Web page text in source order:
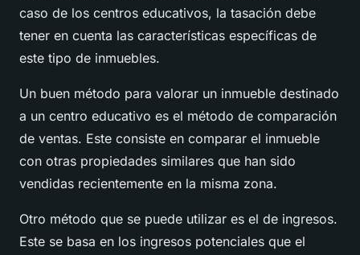
caso de los centros educativos, la tasación debe
tener en cuenta las características específicas de
este tipo de inmuebles.
Un buen método para valorar un inmueble destinado
a un centro educativo es el método de comparación
de ventas. Este consiste en comparar el inmueble
con otras propiedades similares que han sido
vendidas recientemente en la misma zona.
Otro método que se puede utilizar es el de ingresos.
Este se basa en los ingresos potenciales que el